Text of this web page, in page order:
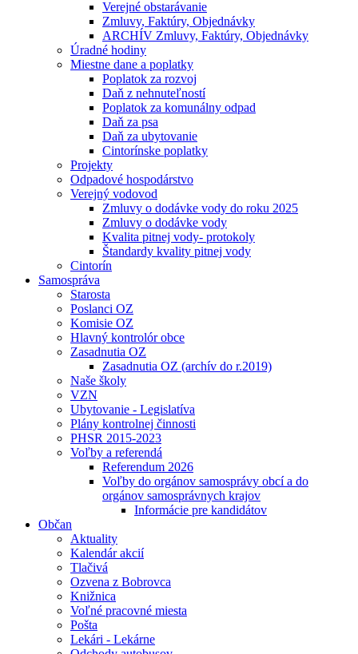
Verejné obstarávanie
Zmluvy, Faktúry, Objednávky
ARCHÍV Zmluvy, Faktúry, Objednávky
Úradné hodiny
Miestne dane a poplatky
Poplatok za rozvoj
Daň z nehnuteľností
Poplatok za komunálny odpad
Daň za psa
Daň za ubytovanie
Cintorínske poplatky
Projekty
Odpadové hospodárstvo
Verejný vodovod
Zmluvy o dodávke vody do roku 2025
Zmluvy o dodávke vody
Kvalita pitnej vody- protokoly
Štandardy kvality pitnej vody
Cintorín
Samospráva
Starosta
Poslanci OZ
Komisie OZ
Hlavný kontrolór obce
Zasadnutia OZ
Zasadnutia OZ (archív do r.2019)
Naše školy
VZN
Ubytovanie - Legislatíva
Plány kontrolnej činnosti
PHSR 2015-2023
Voľby a referendá
Referendum 2026
Voľby do orgánov samosprávy obcí a do
orgánov samosprávnych krajov
Informácie pre kandidátov
Občan
Aktuality
Kalendár akcií
Tlačivá
Ozvena z Bobrovca
Knižnica
Voľné pracovné miesta
Pošta
Lekári - Lekárne